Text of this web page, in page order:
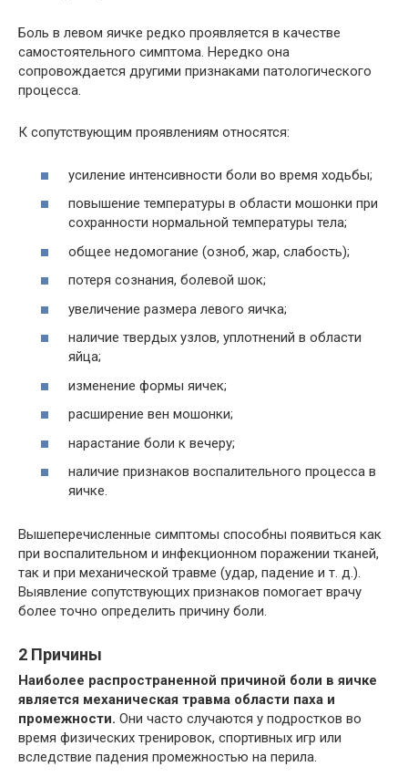
Боль в левом яичке редко проявляется в качестве
самостоятельного симптома. Нередко она
сопровождается другими признаками патологического
процесса.
К сопутствующим проявлениям относятся:
усиление интенсивности боли во время ходьбы;
повышение температуры в области мошонки при
сохранности нормальной температуры тела;
общее недомогание (озноб, жар, слабость);
потеря сознания, болевой шок;
увеличение размера левого яичка;
наличие твердых узлов, уплотнений в области
яйца;
изменение формы яичек;
расширение вен мошонки;
нарастание боли к вечеру;
наличие признаков воспалительного процесса в
яичке.
Вышеперечисленные симптомы способны появиться как
при воспалительном и инфекционном поражении тканей,
так и при механической травме (удар, падение и т. д.).
Выявление сопутствующих признаков помогает врачу
более точно определить причину боли.
2 Причины
Наиболее распространенной причиной боли в яичке
является механическая травма области паха и
промежности. Они часто случаются у подростков во
время физических тренировок, спортивных игр или
вследствие падения промежностью на перила.